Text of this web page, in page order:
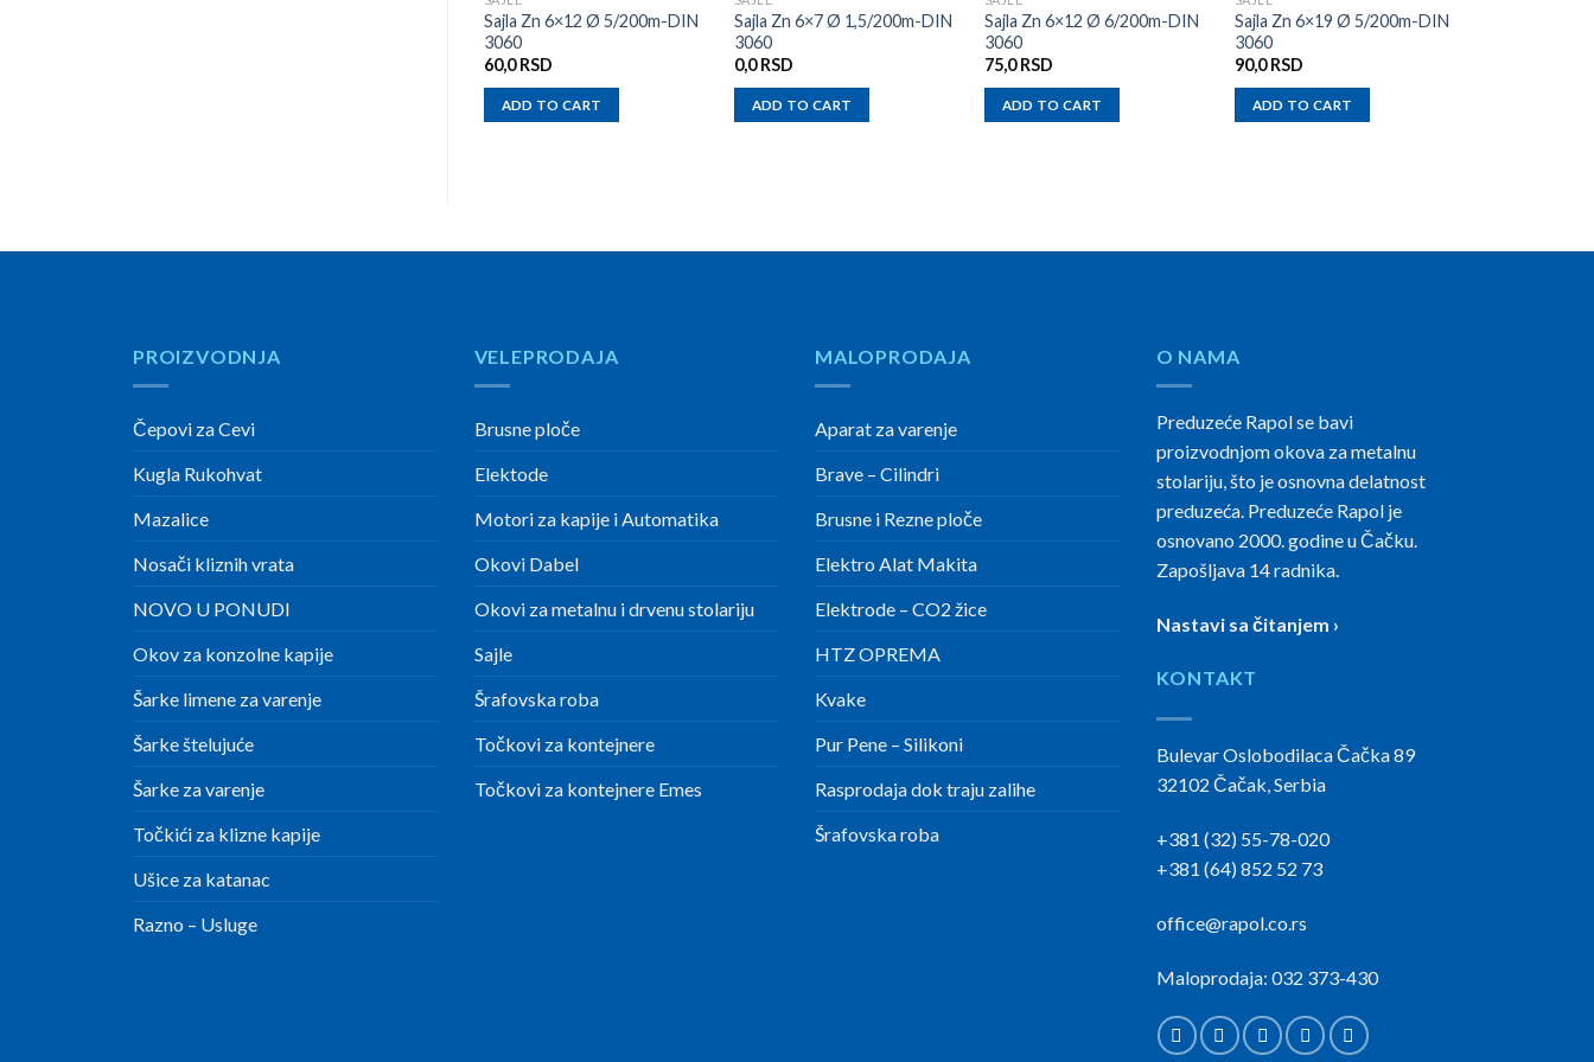
Sajla Zn 6×12 Ø 5/200m-DIN
3060
60,0RSD
ADD TO CART
Sajla Zn 6×7 Ø 1,5/200m-DIN
3060
0,0RSD
ADD TO CART
Sajla Zn 6×12 Ø 6/200m-DIN
3060
75,0RSD
ADD TO CART
Sajla Zn 6×19 Ø 5/200m-DIN
3060
90,0RSD
ADD TO CART
PROIZVODNJA
Čepovi za Cevi
Kugla Rukohvat
Mazalice
Nosači kliznih vrata
NOVO U PONUDI
Okov za konzolne kapije
Šarke limene za varenje
Šarke štelujuće
Šarke za varenje
Točkići za klizne kapije
Ušice za katanac
Razno – Usluge
VELEPRODAJA
Brusne ploče
Elektode
Motori za kapije i Automatika
Okovi Dabel
Okovi za metalnu i drvenu stolariju
Sajle
Šrafovska roba
Točkovi za kontejnere
Točkovi za kontejnere Emes
MALOPRODAJA
Aparat za varenje
Brave – Cilindri
Brusne i Rezne ploče
Elektro Alat Makita
Elektrode – CO2 žice
HTZ OPREMA
Kvake
Pur Pene – Silikoni
Rasprodaja dok traju zalihe
Šrafovska roba
O NAMA
Preduzeće Rapol se bavi
proizvodnjom okova za metalnu
stolariju, što je osnovna delatnost
preduzeća. Preduzeće Rapol je
osnovano 2000. godine u Čačku.
Zapošljava 14 radnika.
Nastavi sa čitanjem ›
KONTAKT
Bulevar Oslobodilaca Čačka 89
32102 Čačak, Serbia
+381 (32) 55-78-020
+381 (64) 852 52 73
office@rapol.co.rs
Maloprodaja: 032 373-430